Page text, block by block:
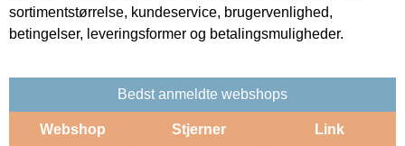
sortimentstørrelse, kundeservice, brugervenlighed,
betingelser, leveringsformer og betalingsmuligheder.
Bedst anmeldte webshops
Webshop Stjerner Link